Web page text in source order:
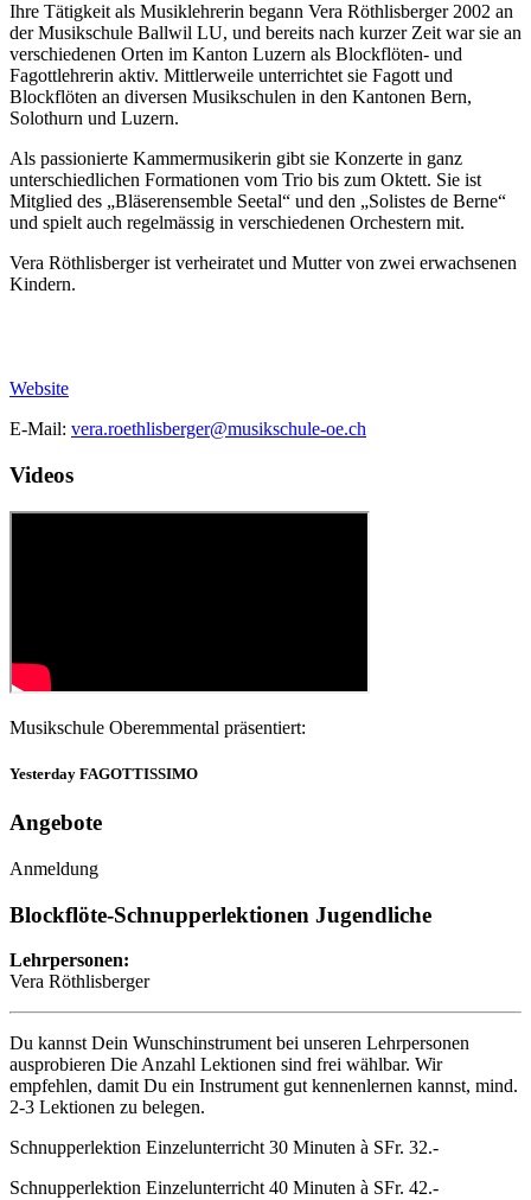
Ihre Tätigkeit als Musiklehrerin begann Vera Röthlisberger 2002 an
der Musikschule Ballwil LU, und bereits nach kurzer Zeit war sie an
verschiedenen Orten im Kanton Luzern als Blockflöten- und
Fagottlehrerin aktiv. Mittlerweile unterrichtet sie Fagott und
Blockflöten an diversen Musikschulen in den Kantonen Bern,
Solothurn und Luzern.
Als passionierte Kammermusikerin gibt sie Konzerte in ganz
unterschiedlichen Formationen vom Trio bis zum Oktett. Sie ist
Mitglied des „Bläserensemble Seetal“ und den „Solistes de Berne“
und spielt auch regelmässig in verschiedenen Orchestern mit.
Vera Röthlisberger ist verheiratet und Mutter von zwei erwachsenen
Kindern.
Website
E-Mail: vera.roethlisberger@musikschule-oe.ch
Videos
Musikschule Oberemmental präsentiert:
Yesterday FAGOTTISSIMO
Angebote
Anmeldung
Blockflöte-Schnupperlektionen Jugendliche
Lehrpersonen:
Vera Röthlisberger
Du kannst Dein Wunschinstrument bei unseren Lehrpersonen
ausprobieren Die Anzahl Lektionen sind frei wählbar. Wir
empfehlen, damit Du ein Instrument gut kennenlernen kannst, mind.
2-3 Lektionen zu belegen.
Schnupperlektion Einzelunterricht 30 Minuten à SFr. 32.-
Schnupperlektion Einzelunterricht 40 Minuten à SFr. 42.-